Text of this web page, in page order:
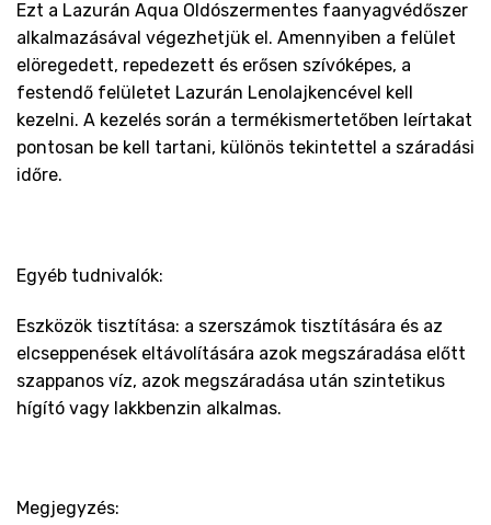
Ezt a Lazurán Aqua Oldószermentes faanyagvédőszer
alkalmazásával végezhetjük el. Amennyiben a felület
elöregedett, repedezett és erősen szívóképes, a
festendő felületet Lazurán Lenolajkencével kell
kezelni. A kezelés során a termékismertetőben leírtakat
pontosan be kell tartani, különös tekintettel a száradási
időre.
Egyéb tudnivalók:
Eszközök tisztítása: a szerszámok tisztítására és az
elcseppenések eltávolítására azok megszáradása előtt
szappanos víz, azok megszáradása után szintetikus
hígító vagy lakkbenzin alkalmas.
Megjegyzés: